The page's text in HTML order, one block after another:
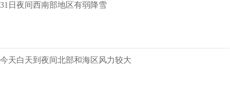
31日夜间西南部地区有弱降雪
今天白天到夜间北部和海区风力较大